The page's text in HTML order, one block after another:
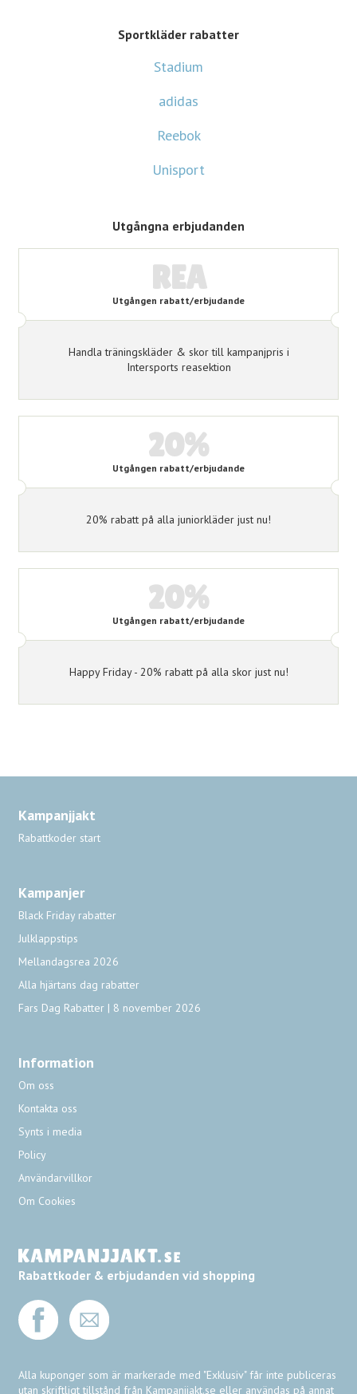
Sportkläder rabatter
Stadium
adidas
Reebok
Unisport
Utgångna erbjudanden
REA
Utgången rabatt/erbjudande
Handla träningskläder & skor till kampanjpris i
Intersports reasektion
20%
Utgången rabatt/erbjudande
20% rabatt på alla juniorkläder just nu!
20%
Utgången rabatt/erbjudande
Happy Friday - 20% rabatt på alla skor just nu!
Kampanjjakt
Rabattkoder start
Kampanjer
Black Friday rabatter
Julklappstips
Mellandagsrea 2026
Alla hjärtans dag rabatter
Fars Dag Rabatter | 8 november 2026
Information
Om oss
Kontakta oss
Synts i media
Policy
Användarvillkor
Om Cookies
Rabattkoder & erbjudanden vid shopping
Alla kuponger som är markerade med "Exklusiv" får inte publiceras
utan skriftligt tillstånd från Kampanjjakt.se eller användas på annat